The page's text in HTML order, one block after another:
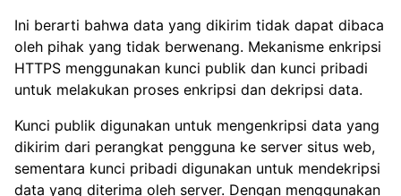
Ini berarti bahwa data yang dikirim tidak dapat dibaca
oleh pihak yang tidak berwenang. Mekanisme enkripsi
HTTPS menggunakan kunci publik dan kunci pribadi
untuk melakukan proses enkripsi dan dekripsi data.
Kunci publik digunakan untuk mengenkripsi data yang
dikirim dari perangkat pengguna ke server situs web,
sementara kunci pribadi digunakan untuk mendekripsi
data yang diterima oleh server. Dengan menggunakan